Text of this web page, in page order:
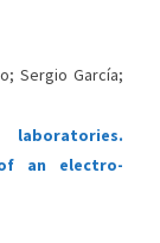
Sergio García;
an electro-